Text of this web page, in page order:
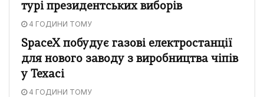
турі президентських виборів
4 ГОДИНИ ТОМУ
SpaceX побудує газові електростанції
для нового заводу з виробництва чіпів
у Техасі
4 ГОДИНИ ТОМУ